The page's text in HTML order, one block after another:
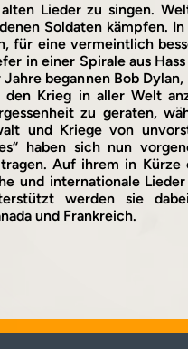
Lieder zu singen.
Soldaten kämpfen.
für eine vermeintlich
in einer Spirale aus
begannen Bob
den Krieg in aller Welt
zu geraten,
und Kriege von
haben sich nun
Auf ihrem in Kürze
und internationale
werden sie
und Frankreich.